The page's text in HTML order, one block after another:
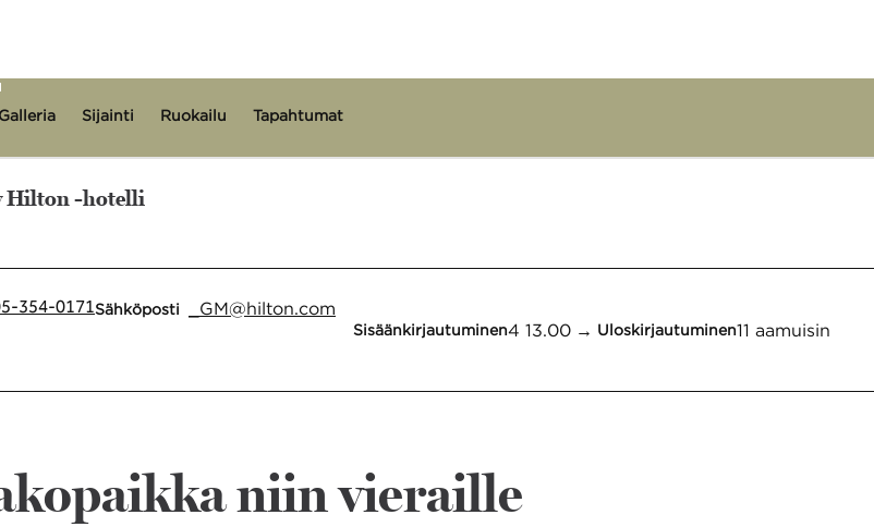
Galleria Sijainti Ruokailu Tapahtumat
Hilton -hotelli
354-0171Sähköposti
SähköpostiBHMRM
_GM@hilton.com
Sisäänkirjautuminen4 13.00 → Uloskirjautuminen11 aamuisin
niin vieraille